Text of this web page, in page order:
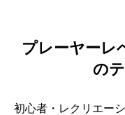
プレーヤーレ
の
初心者・レクリエー